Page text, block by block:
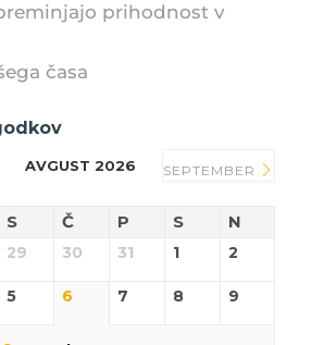
prihodnost v
časa
AVGUST 2026 SEPTEMBER
S Č P S N
29 30 31 1 2
5 6 7 8 9